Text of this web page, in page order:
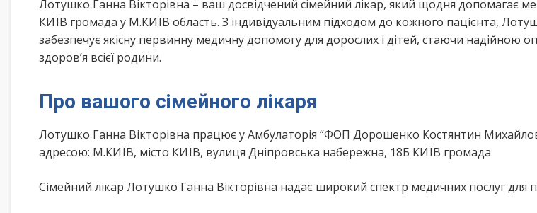
Лотушко Ганна Вікторівна – ваш досвідчений сімейний лікар, який щодня допомагає
КИЇВ громада у М.КИЇВ область. З індивідуальним підходом до кожного пацієнта,
забезпечує якісну первинну медичну допомогу для дорослих і дітей, стаючи надійною
здоров’я всієї родини.
Про вашого сімейного лікаря
Лотушко Ганна Вікторівна працює у Амбулаторія “ФОП Дорошенко Костянтин
адресою: М.КИЇВ, місто КИЇВ, вулиця Дніпровська набережна, 18Б КИЇВ громада
Сімейний лікар Лотушко Ганна Вікторівна надає широкий спектр медичних послуг для